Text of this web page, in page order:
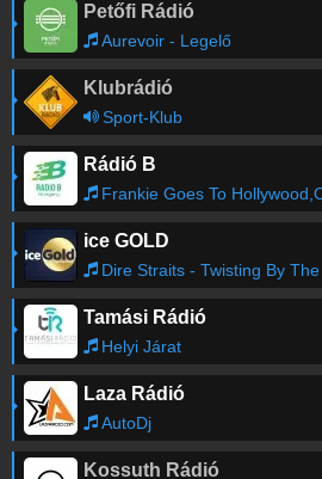
14:19 Csak a szívünkben nem
14:16 Szerelem, miért múlsz?
14:11 If You Can't Give Me Love
Régebbi számok
Petőfi Rádió
Aurevoir - Legelő
Klubrádió
Sport-Klub
Rádió B
Frankie Goes To Hollywood,Ollie
ice GOLD
Dire Straits - Twisting By
Tamási Rádió
Helyi Járat
Laza Rádió
AutoDj
Kossuth Rádió